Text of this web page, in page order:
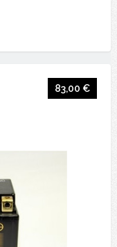
83,00 €